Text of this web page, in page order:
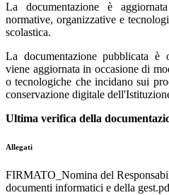
La documentazione è
normative, organizzative e
scolastica.
La documentazione pubblicata
viene aggiornata in occasione di
o tecnologiche che incidano sui
conservazione digitale
Ultima verifica della
Allegati
FIRMATO_Nomina del
documenti informatici e della